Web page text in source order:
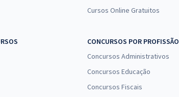
(-20%)
Comprar
Cursos Online Gratuitos
CONCURSOS POR PROFISSÃO
Concursos Administrativos
Concursos Educação
Concursos Fiscais